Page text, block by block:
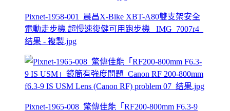
Pixnet-1958-001_晨昌X-Bike XBT-A80雙支架安全
電動走步機 超慢速復健可用跑步機 _IMG_7007r4_
结果 - 複製.jpg
Pixnet-1965-008_驚傳佳能「RF200-800mm F6.3-9